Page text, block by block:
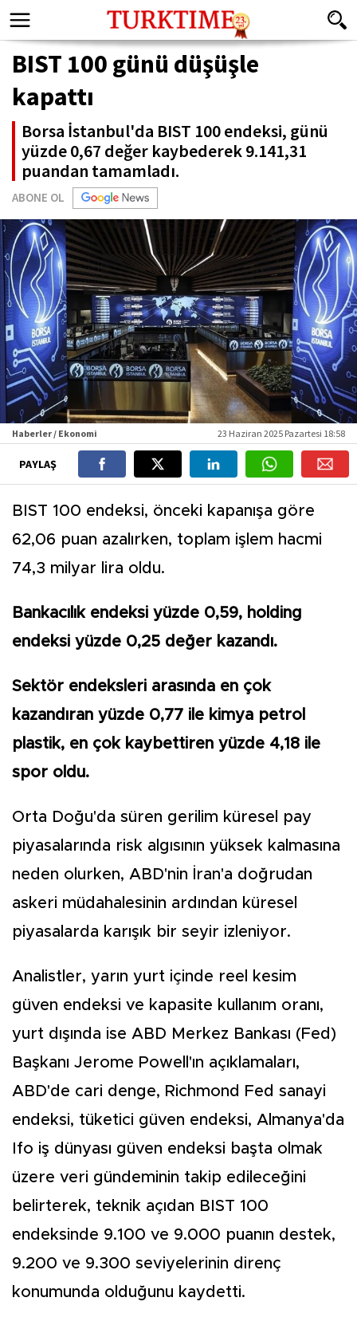
BIST 100 günü düşüşle
kapattı
Borsa İstanbul'da BIST 100 endeksi, günü
yüzde 0,67 değer kaybederek 9.141,31
puandan tamamladı.
ABONE OL
Haberler / Ekonomi 23 Haziran 2025 Pazartesi 18:58
PAYLAŞ
BIST 100 endeksi, önceki kapanışa göre
62,06 puan azalırken, toplam işlem hacmi
74,3 milyar lira oldu.
Bankacılık endeksi yüzde 0,59, holding
endeksi yüzde 0,25 değer kazandı.
Sektör endeksleri arasında en çok
kazandıran yüzde 0,77 ile kimya petrol
plastik, en çok kaybettiren yüzde 4,18 ile
spor oldu.
Orta Doğu'da süren gerilim küresel pay
piyasalarında risk algısının yüksek kalmasına
neden olurken, ABD'nin İran'a doğrudan
askeri müdahalesinin ardından küresel
piyasalarda karışık bir seyir izleniyor.
Analistler, yarın yurt içinde reel kesim
güven endeksi ve kapasite kullanım oranı,
yurt dışında ise ABD Merkez Bankası (Fed)
Başkanı Jerome Powell'ın açıklamaları,
ABD'de cari denge, Richmond Fed sanayi
endeksi, tüketici güven endeksi, Almanya'da
Ifo iş dünyası güven endeksi başta olmak
üzere veri gündeminin takip edileceğini
belirterek, teknik açıdan BIST 100
endeksinde 9.100 ve 9.000 puanın destek,
9.200 ve 9.300 seviyelerinin direnç
konumunda olduğunu kaydetti.